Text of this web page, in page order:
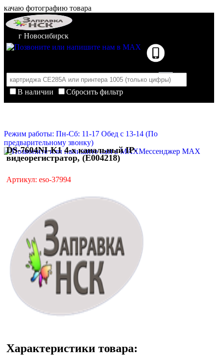
качаю фотографию товара
г Новосибирск
В наличии
Сбросить фильтр
Корзина пуста
Режим работы: Пн-Сб: 11-17 Обед с 13-14 (По
предварительному звонку)
Мессенджер MAX
DS-7604NI-K1 4-х канальный IP-
видеорегистратор, (E004218)
Артикул: eso-37994
Характеристики товара: